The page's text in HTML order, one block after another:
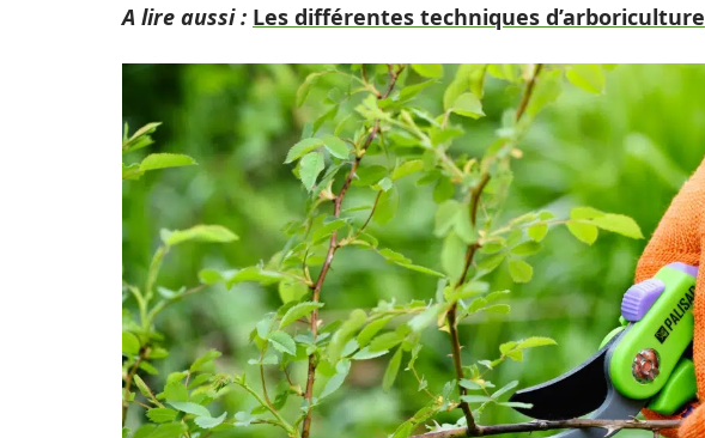
A lire aussi : Les différentes techniques d’arboriculture